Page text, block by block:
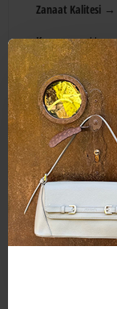
Zanaat Kalitesi →
Koruma→ Her
Teslimat→
Ürün bakımı
SORU CEVAP